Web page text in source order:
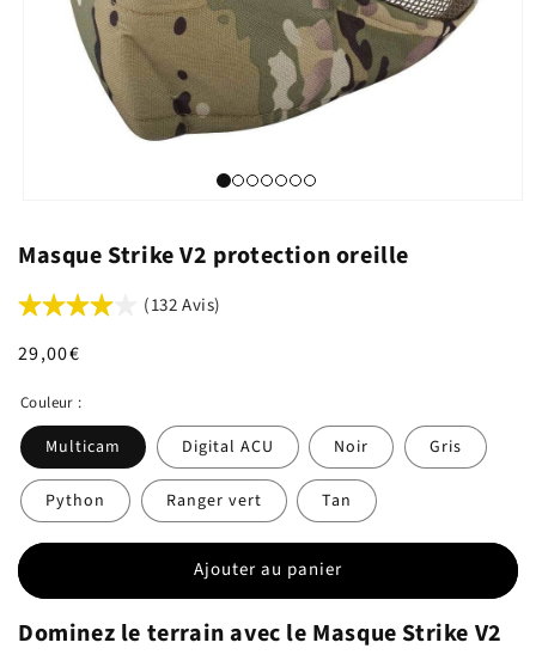
Masque Strike V2 protection oreille
(132 Avis)
Prix
29,00€
Couleur :
Multicam Digital ACU Noir Gris
Python Ranger vert Tan
Ajouter au panier
Dominez le terrain avec le Masque Strike V2